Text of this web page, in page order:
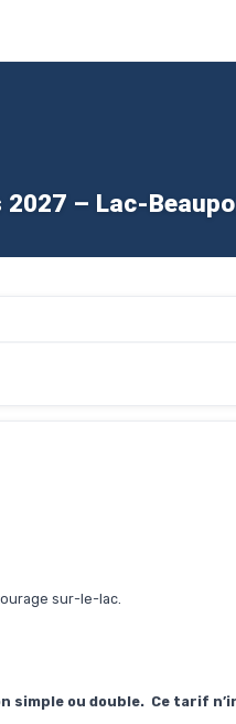
– Lac-
sur-le-lac.
simple ou double. Ce tarif